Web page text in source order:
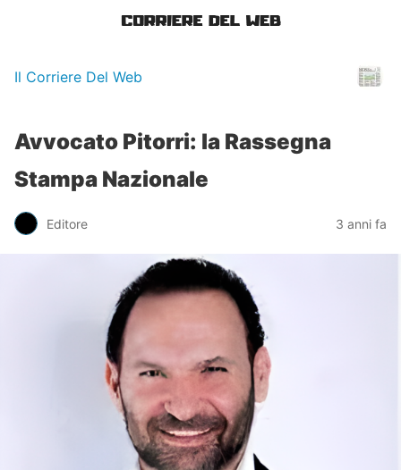
Il Corriere Del Web
Avvocato Pitorri: la Rassegna
Stampa Nazionale
Editore 3 anni fa